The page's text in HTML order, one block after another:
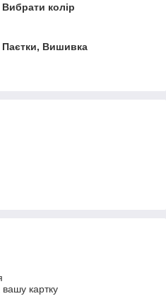
Вибрати колір
Паєтки, Вишивка
картку